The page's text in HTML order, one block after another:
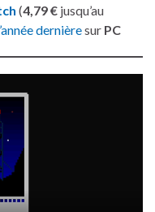
(4,79 €jusqu’au
dernièresur PC